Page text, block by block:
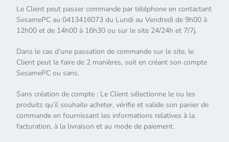
Le Client peut passer commande par téléphone en contactant
SesamePC au 0413416073 du Lundi au Vendredi de 9h00 à
12h00 et de 14h00 à 16h30 ou sur le site 24/24h et 7/7j.
Dans le cas d’une passation de commande sur le site, le
Client peut le faire de 2 manières, soit en créant son compte
SesamePC ou sans.
Sans création de compte : Le Client sélectionne le ou les
produits qu’il souhaite acheter, vérifie et valide son panier de
commande en fournissant les informations relatives à la
facturation, à la livraison et au mode de paiement.